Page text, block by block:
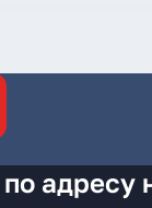
адресу